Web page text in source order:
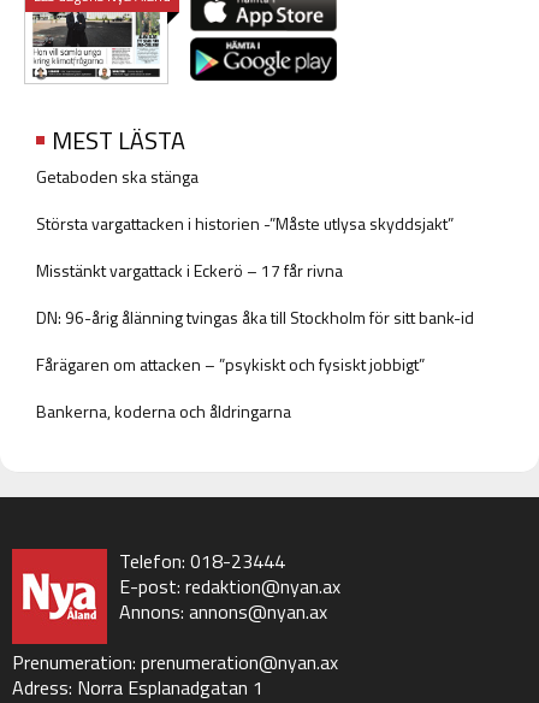
MEST LÄSTA
Getaboden ska stänga
Största vargattacken i historien -”Måste utlysa skyddsjakt”
Misstänkt vargattack i Eckerö – 17 får rivna
DN: 96-årig ålänning tvingas åka till Stockholm för sitt bank-id
Fårägaren om attacken – ”psykiskt och fysiskt jobbigt”
Bankerna, koderna och åldringarna
Telefon: 018-23444
E-post: redaktion@nyan.ax
Annons: annons@nyan.ax
Prenumeration: prenumeration@nyan.ax
Adress: Norra Esplanadgatan 1